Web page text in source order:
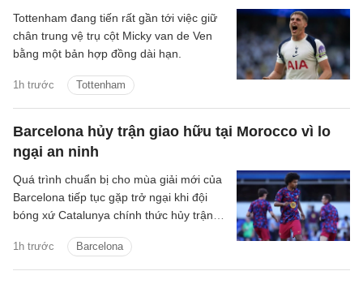
1h trước Tottenham
Tottenham đang tiến rất gần tới việc giữ
chân trung vệ trụ cột Micky van de Ven
bằng một bản hợp đồng dài hạn.
Barcelona hủy trận giao hữu tại Morocco vì lo
ngại an ninh
1h trước Barcelona
Quá trình chuẩn bị cho mùa giải mới của
Barcelona tiếp tục gặp trở ngại khi đội
bóng xứ Catalunya chính thức hủy trận
liên quan đến tình hình an ninh tại khu
vực Bắc Phi.